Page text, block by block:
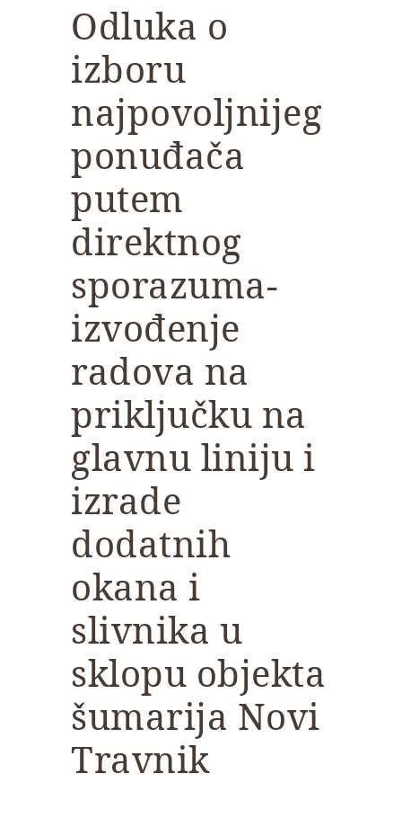
Odluka o
izboru
najpovoljnijeg
ponuđača
putem
direktnog
sporazuma-
izvođenje
radova na
priključku na
glavnu liniju i
izrade
dodatnih
okana i
slivnika u
sklopu objekta
šumarija Novi
Travnik